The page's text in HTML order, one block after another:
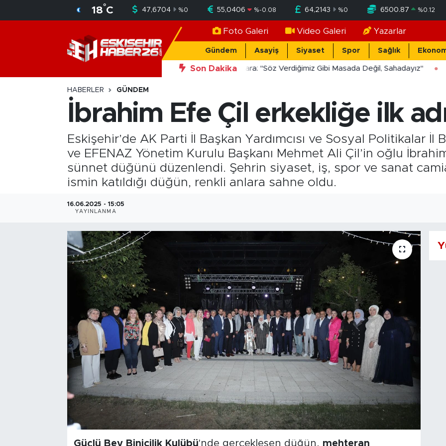
18°C 47,6704 %0 55,0406 %-0.08 64,2143 %0 6500.87 %0.12
Foto Galeri Video Galeri Yazarlar
Gündem Asayiş Siyaset Spor Sağlık
Son Dakika
20:56Okan Yücekara: "Söz Verdiğimiz Gibi Masada Değil, Sahadayız"
HABERLER GÜNDEM
İbrahim Efe Çil erkekliğe ilk
Eskişehir’de AK Parti İl Başkan Yardımcısı ve Sosyal Politikalar İl
ve EFENAZ Yönetim Kurulu Başkanı Mehmet Ali Çil’in oğlu
sünnet düğünü düzenlendi. Şehrin siyaset, iş, spor ve sanat
ismin katıldığı düğün, renkli anlara sahne oldu.
16.06.2025 - 15:05
YAYINLANMA
Güçlü Bey Binicilik Kulübü'nde gerçekleşen düğün, mehteran
Nöbetçi Eczaneler
Hava Durumu
Trafik Durumu
Süper Lig Puan Durumu ve Fikstür
Tüm Manşetler
Son Dakika Haberleri